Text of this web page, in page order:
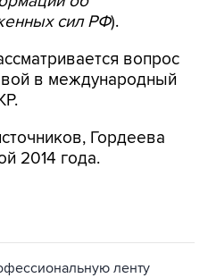
сил РФ).
вопрос
в международный
Гордеева
2014 года.
ленту